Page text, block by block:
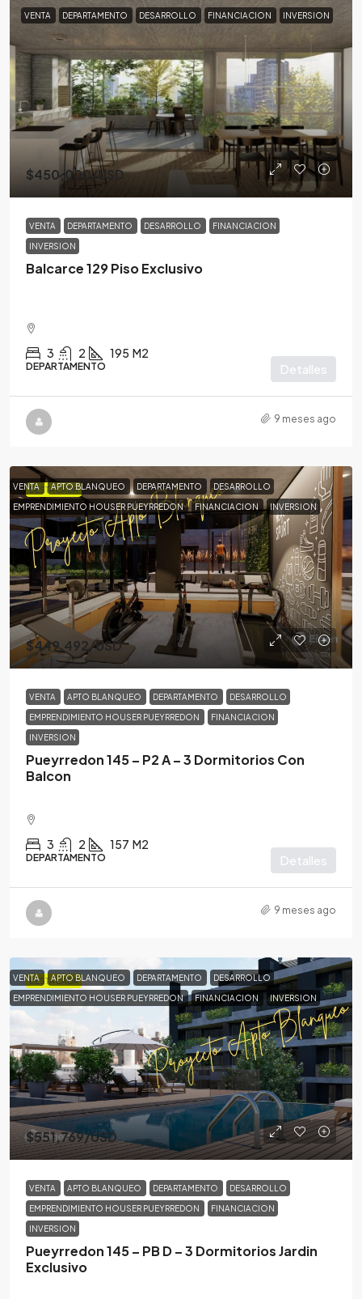
VENTA DEPARTAMENTO DESARROLLO FINANCIACION INVERSION
$450,000/USD
VENTA DEPARTAMENTO DESARROLLO FINANCIACION
INVERSION
Balcarce 129 Piso Exclusivo
3 2 195 M2
DEPARTAMENTO Detalles
9 meses ago
DESTACADA
VENTA APTO BLANQUEO DEPARTAMENTO DESARROLLO
EMPRENDIMIENTO HOUSER PUEYRREDON FINANCIACION INVERSION
$449,492/USD
VENTA APTO BLANQUEO DEPARTAMENTO DESARROLLO
EMPRENDIMIENTO HOUSER PUEYRREDON FINANCIACION
INVERSION
Pueyrredon 145 – P2 A – 3 Dormitorios Con
Balcon
3 2 157 M2
DEPARTAMENTO Detalles
9 meses ago
DESTACADA
VENTA APTO BLANQUEO DEPARTAMENTO DESARROLLO
EMPRENDIMIENTO HOUSER PUEYRREDON FINANCIACION INVERSION
$551,769/USD
VENTA APTO BLANQUEO DEPARTAMENTO DESARROLLO
EMPRENDIMIENTO HOUSER PUEYRREDON FINANCIACION
INVERSION
Pueyrredon 145 – PB D – 3 Dormitorios Jardin
Exclusivo